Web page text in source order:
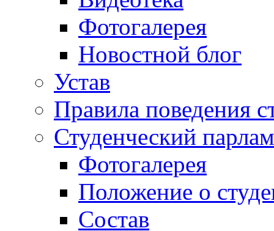
Фотогалерея
Новостной блог
Устав
Правила поведения
Студенческий
Фотогалерея
Положение о
Состав